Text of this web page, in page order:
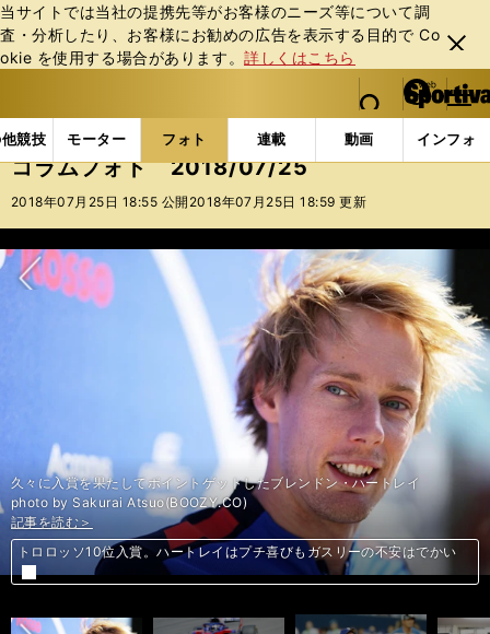
当サイトでは当社の提携先等がお客様のニーズ等について調
査・分析したり、お客様にお勧めの広告を表⽰する⽬的で Co
okie を使⽤する場合があります。詳しくはこちら
閉じ
る
web Sportiva (webスポルティーバ)
検索
マイペ
ー
ジ
メニュ
競技 モーター フォト 連載 動画 インフォ
b
ス
ポ
ル
ー
バ
フォトギャラリー コラムフォト コラムフォト
コラムフォト 2018/07/25
2018年07月25日 18:55 公開 2018年07月25日 18:59 更新
久々に入賞を果たしてポイントゲットしたブレンドン・ハートレイ
photo by Sakurai Atsuo(BOOZY.CO)
記事を読む＞
トロロッソ10位入賞。ハートレイはプチ喜びもガスリーの不安はでかい
記事を読む＞
トロロッソ10位入賞。ハートレイはプチ喜びもガスリーの不安はでかい
記事を読む＞
「限りある野球人生に後押しを」松坂愛用のグラブに込められる思い
記事を読む＞
「限りある野球人生に後押しを」松坂愛用のグラブに込められる思い
記事を読む＞
ムバッペが育った「郊外」に、フランス社会の立ち直りを見た
記事を読む＞
杉山氏が森保ジャパンに異議。日本サッカーのガラパゴス化が進む
記事を読む＞
大谷翔平の兄も奮闘。都市対抗で大敗もトヨタ自動車東日本が一歩前へ
記事を読む＞
リリーフ三嶋一輝に迷いなし、自信あり。150キロ台連発で奪三振率が凄
い 前へ